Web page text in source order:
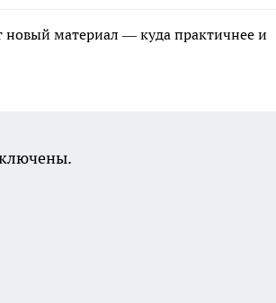
новый материал — куда практичнее и